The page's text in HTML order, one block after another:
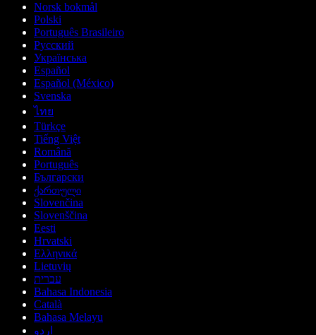
Norsk bokmål
Polski
Português Brasileiro
Русский
Українська
Español
Español (México)
Svenska
ไทย
Türkçe
Tiếng Việt
Română
Português
Български
ქართული
Slovenčina
Slovenščina
Eesti
Hrvatski
Ελληνικά
Lietuvių
עברית
Bahasa Indonesia
Català
Bahasa Melayu
اردو